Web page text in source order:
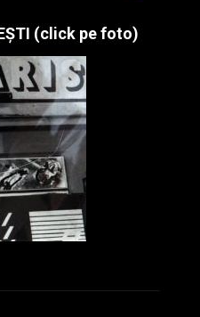
(click pe foto)